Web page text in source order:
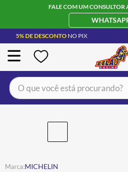
FALE COM UM CONSULTOR
5% DE DESCONTO NO PIX
O que você está procurando?
MICHELIN
CAPACETE LS2
BOTA